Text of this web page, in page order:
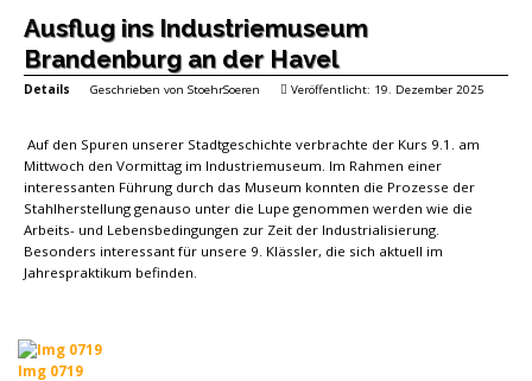
Ausflug ins Industriemuseum
Brandenburg an der Havel
Details Geschrieben von StoehrSoeren Veröffentlicht: 19. Dezember 2025
Auf den Spuren unserer Stadtgeschichte verbrachte der Kurs 9.1. am
Mittwoch den Vormittag im Industriemuseum. Im Rahmen einer
interessanten Führung durch das Museum konnten die Prozesse der
Stahlherstellung genauso unter die Lupe genommen werden wie die
Arbeits- und Lebensbedingungen zur Zeit der Industrialisierung.
Besonders interessant für unsere 9. Klässler, die sich aktuell im
Jahrespraktikum befinden.
Img 0719